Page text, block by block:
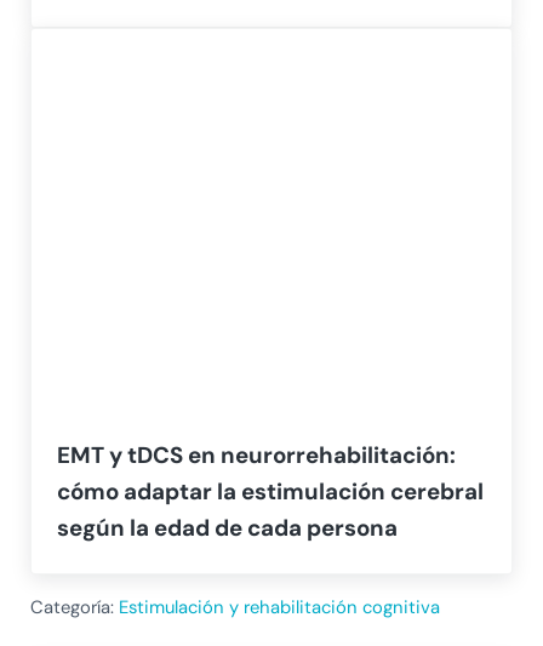
EMT y tDCS en neurorrehabilitación:
cómo adaptar la estimulación cerebral
según la edad de cada persona
Categoría: Estimulación y rehabilitación cognitiva